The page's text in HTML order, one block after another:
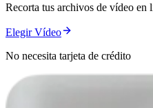
Recorta tus archivos de vídeo en
Elegir Vídeo
No necesita tarjeta de crédito